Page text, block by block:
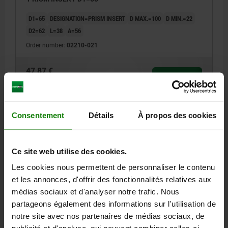
Consentement Détails À propos des cookies
Ce site web utilise des cookies.
Les cookies nous permettent de personnaliser le contenu
et les annonces, d'offrir des fonctionnalités relatives aux
médias sociaux et d'analyser notre trafic. Nous
partageons également des informations sur l'utilisation de
notre site avec nos partenaires de médias sociaux, de
D1=65 DESIGNATION=PRISM INSERT D MAX.=100
D MIN.=22
D2=62
L=38 A=56
Order number: 02210-021
47,87 €
DETAILS
CAD
DOWNLOADS
Other customers also bought